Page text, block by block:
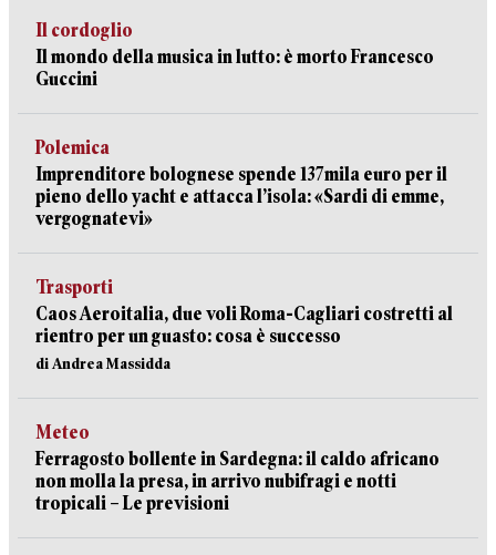
Il cordoglio
Il mondo della musica in lutto: è morto Francesco
Guccini
Polemica
Imprenditore bolognese spende 137mila euro per il
pieno dello yacht e attacca l’isola: «Sardi di emme,
vergognatevi»
Trasporti
Caos Aeroitalia, due voli Roma-Cagliari costretti al
rientro per un guasto: cosa è successo
di Andrea Massidda
Meteo
Ferragosto bollente in Sardegna: il caldo africano
non molla la presa, in arrivo nubifragi e notti
tropicali – Le previsioni